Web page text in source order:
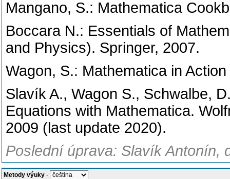
Mangano, S.: Mathematica
Boccara N.: Essentials of
and Physics). Springer, 2007.
Wagon, S.: Mathematica in
Slavík A., Wagon S., Schwalbe,
Equations with Mathematica.
2009 (last update 2020).
Poslední úprava: Slavík Antonín,
Metody výuky -